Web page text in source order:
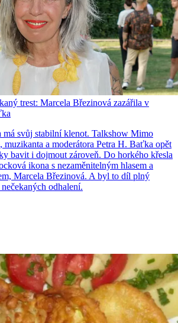
trest: Marcela Březinová zazářila v
má svůj stabilní klenot. Talkshow Mimo
muzikanta a moderátora Petra H. Baťka opět
bavit i dojmout zároveň. Do horkého křesla
ikona s nezaměnitelným hlasem a
Marcela Březinová. A byl to díl plný
odhalení.